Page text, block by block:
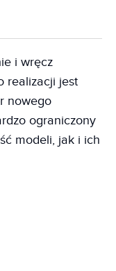
i wręcz
realizacji jest
nowego
ograniczony
modeli, jak i ich